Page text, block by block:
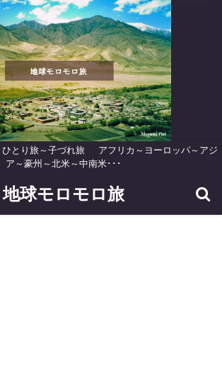
ひとり旅～子づれ旅 アフリカ～ヨーロッパ～アジ
ア～豪州～北米～中南米･･･
地球モロモロ旅